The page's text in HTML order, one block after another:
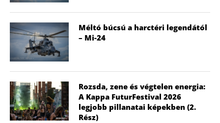
Méltó búcsú a harctéri legendától
– Mi-24
Rozsda, zene és végtelen energia:
A Kappa FuturFestival 2026
legjobb pillanatai képekben (2.
Rész)